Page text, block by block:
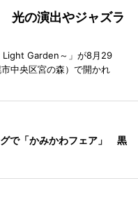
光の演出やジャズラ
Light Garden～」が8月29
中央区宮の森）で開かれ
で「かみかわフェア」 黒